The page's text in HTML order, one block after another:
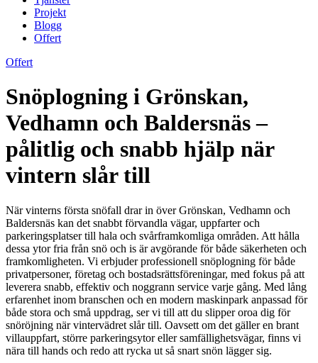
Projekt
Blogg
Offert
Offert
Snöplogning i Grönskan,
Vedhamn och Baldersnäs –
pålitlig och snabb hjälp när
vintern slår till
När vinterns första snöfall drar in över Grönskan, Vedhamn och
Baldersnäs kan det snabbt förvandla vägar, uppfarter och
parkeringsplatser till hala och svårframkomliga områden. Att hålla
dessa ytor fria från snö och is är avgörande för både säkerheten och
framkomligheten. Vi erbjuder professionell snöplogning för både
privatpersoner, företag och bostadsrättsföreningar, med fokus på att
leverera snabb, effektiv och noggrann service varje gång. Med lång
erfarenhet inom branschen och en modern maskinpark anpassad för
både stora och små uppdrag, ser vi till att du slipper oroa dig för
snöröjning när vintervädret slår till. Oavsett om det gäller en brant
villauppfart, större parkeringsytor eller samfällighetsvägar, finns vi
nära till hands och redo att rycka ut så snart snön lägger sig.